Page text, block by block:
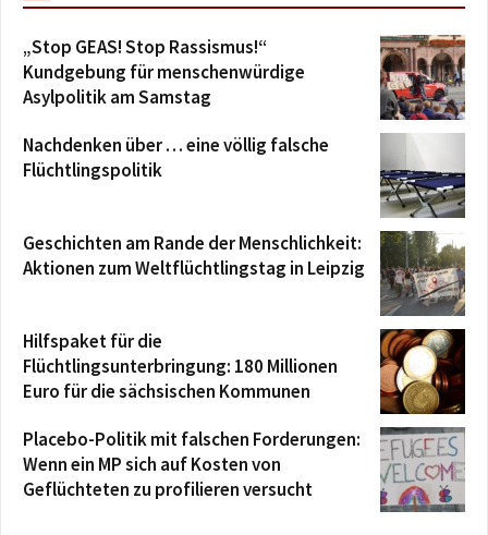
„Stop GEAS! Stop Rassismus!“
Kundgebung für menschenwürdige
Asylpolitik am Samstag
Nachdenken über … eine völlig falsche
Flüchtlingspolitik
Geschichten am Rande der Menschlichkeit:
Aktionen zum Weltflüchtlingstag in Leipzig
Hilfspaket für die
Flüchtlingsunterbringung: 180 Millionen
Euro für die sächsischen Kommunen
Placebo-Politik mit falschen Forderungen:
Wenn ein MP sich auf Kosten von
Geflüchteten zu profilieren versucht